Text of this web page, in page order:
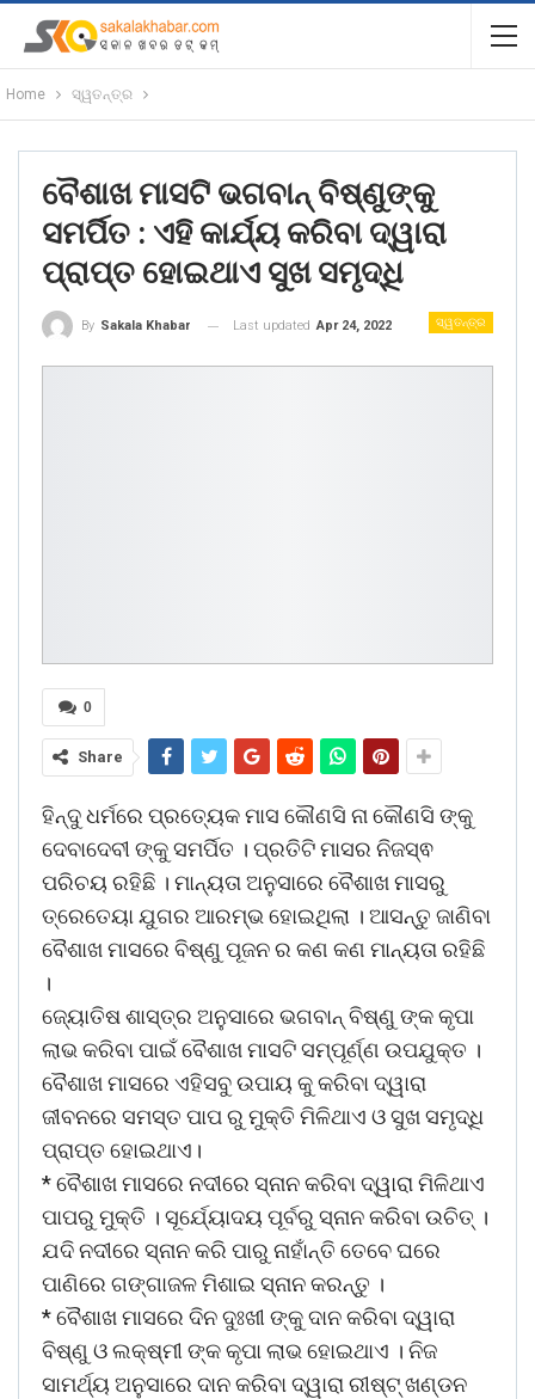
Home ସ୍ୱତନ୍ତ୍ର
ବୈଶାଖ ମାସଟି ଭଗବାନ୍ ବିଷ୍ଣୁଙ୍କୁ
ସମର୍ପିତ : ଏହି କାର୍ଯ୍ୟ କରିବା ଦ୍ୱାରା
ପ୍ରାପ୍ତ ହୋଇଥାଏ ସୁଖ ସମୃଦ୍ଧି
ସ୍ୱତନ୍ତ୍ର
By Sakala Khabar Last updated Apr 24, 2022
0
Share
ହିନ୍ଦୁ ଧର୍ମରେ ପ୍ରତ୍ୟେକ ମାସ କୌଣସି ନା କୌଣସି ଙ୍କୁ
ଦେବାଦେବୀ ଙ୍କୁ ସମର୍ପିତ । ପ୍ରତିଟି ମାସର ନିଜସ୍ଵ
ପରିଚୟ ରହିଛି । ମାନ୍ୟତା ଅନୁସାରେ ବୈଶାଖ ମାସରୁ
ତ୍ରେତେୟା ଯୁଗର ଆରମ୍ଭ ହୋଇଥିଲା । ଆସନ୍ତୁ ଜାଣିବା
ବୈଶାଖ ମାସରେ ବିଷ୍ଣୁ ପୂଜନ ର କଣ କଣ ମାନ୍ୟତା ରହିଛି
।
ଜ୍ୟୋତିଷ ଶାସ୍ତ୍ର ଅନୁସାରେ ଭଗବାନ୍ ବିଷ୍ଣୁ ଙ୍କ କୃପା
ଲାଭ କରିବା ପାଇଁ ବୈଶାଖ ମାସଟି ସମ୍ପୂର୍ଣ୍ଣ ଉପଯୁକ୍ତ ।
ବୈଶାଖ ମାସରେ ଏହିସବୁ ଉପାୟ କୁ କରିବା ଦ୍ୱାରା
ଜୀବନରେ ସମସ୍ତ ପାପ ରୁ ମୁକ୍ତି ମିଳିଥାଏ ଓ ସୁଖ ସମୃଦ୍ଧି
ପ୍ରାପ୍ତ ହୋଇଥାଏ।
* ବୈଶାଖ ମାସରେ ନଦୀରେ ସ୍ନାନ କରିବା ଦ୍ୱାରା ମିଳିଥାଏ
ପାପରୁ ମୁକ୍ତି । ସୂର୍ଯ୍ୟୋଦୟ ପୂର୍ବରୁ ସ୍ନାନ କରିବା ଉଚିତ୍ ।
ଯଦି ନଦୀରେ ସ୍ନାନ କରି ପାରୁ ନାହାଁନ୍ତି ତେବେ ଘରେ
ପାଣିରେ ଗଙ୍ଗାଜଳ ମିଶାଇ ସ୍ନାନ କରନ୍ତୁ ।
* ବୈଶାଖ ମାସରେ ଦିନ ଦୁଃଖୀ ଙ୍କୁ ଦାନ କରିବା ଦ୍ୱାରା
ବିଷ୍ଣୁ ଓ ଲକ୍ଷ୍ମୀ ଙ୍କ କୃପା ଲାଭ ହୋଇଥାଏ । ନିଜ
ସାମର୍ଥ୍ୟ ଅନୁସାରେ ଦାନ କରିବା ଦ୍ୱାରା ରୀଷ୍ଟ୍ ଖଣ୍ଡନ